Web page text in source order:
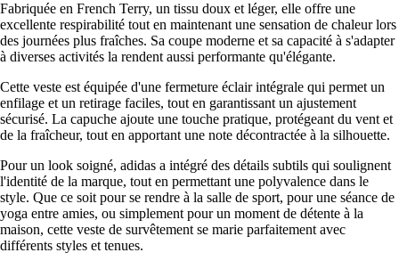
Fabriquée en French Terry, un tissu doux et léger, elle offre une
excellente respirabilité tout en maintenant une sensation de chaleur lors
des journées plus fraîches. Sa coupe moderne et sa capacité à s'adapter
à diverses activités la rendent aussi performante qu'élégante.
Cette veste est équipée d'une fermeture éclair intégrale qui permet un
enfilage et un retirage faciles, tout en garantissant un ajustement
sécurisé. La capuche ajoute une touche pratique, protégeant du vent et
de la fraîcheur, tout en apportant une note décontractée à la silhouette.
Pour un look soigné, adidas a intégré des détails subtils qui soulignent
l'identité de la marque, tout en permettant une polyvalence dans le
style. Que ce soit pour se rendre à la salle de sport, pour une séance de
yoga entre amies, ou simplement pour un moment de détente à la
maison, cette veste de survêtement se marie parfaitement avec
différents styles et tenues.